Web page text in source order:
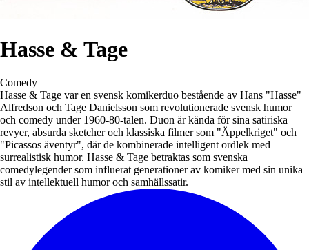
Hasse & Tage
Comedy
Hasse & Tage var en svensk komikerduo bestående av Hans "Hasse"
Alfredson och Tage Danielsson som revolutionerade svensk humor
och comedy under 1960-80-talen. Duon är kända för sina satiriska
revyer, absurda sketcher och klassiska filmer som "Äppelkriget" och
"Picassos äventyr", där de kombinerade intelligent ordlek med
surrealistisk humor. Hasse & Tage betraktas som svenska
comedylegender som influerat generationer av komiker med sin unika
stil av intellektuell humor och samhällssatir.